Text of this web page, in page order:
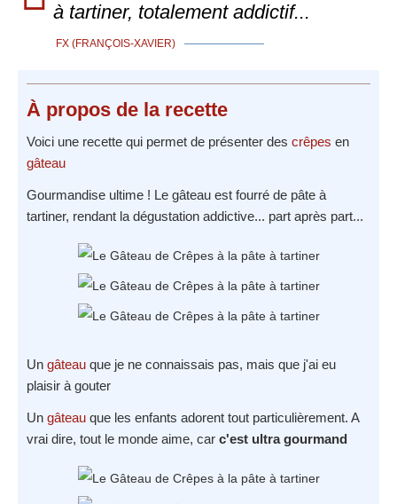
à tartiner, totalement addictif...
FX (FRANÇOIS-XAVIER)
À propos de la recette
Voici une recette qui permet de présenter des crêpes en
gâteau
Gourmandise ultime ! Le gâteau est fourré de pâte à
tartiner, rendant la dégustation addictive... part après part...
Un gâteau que je ne connaissais pas, mais que j'ai eu
plaisir à gouter
Un gâteau que les enfants adorent tout particulièrement. A
vrai dire, tout le monde aime, car c'est ultra gourmand